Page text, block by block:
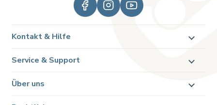
Kontakt & Hilfe
Service & Support
Über uns